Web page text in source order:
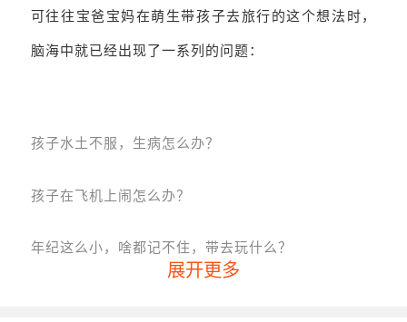
可往往宝爸宝妈在萌生带孩子去旅行的这个想法时，
脑海中就已经出现了一系列的问题：
孩子水土不服，生病怎么办？
孩子在飞机上闹怎么办？
年纪这么小，啥都记不住，带去玩什么？
展开更多